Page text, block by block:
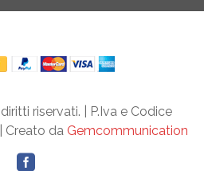
riservati. | P.Iva e Codice
Creato da Gemcommunication